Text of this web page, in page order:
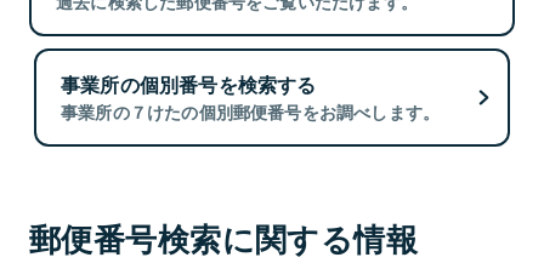
事業所の個別番号を検索する
事業所の７けたの個別郵便番号をお調べします。
郵便番号検索に関する情報